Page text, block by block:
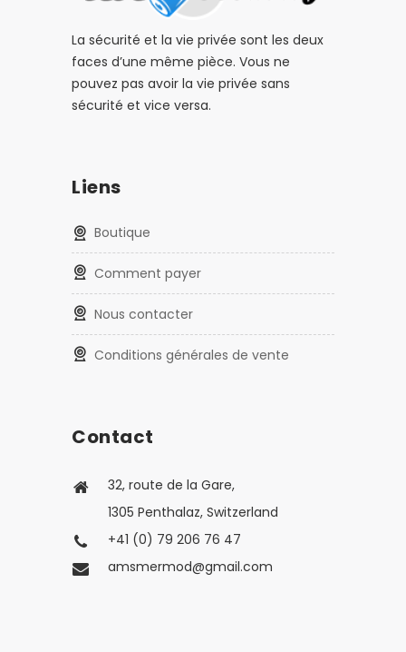
La sécurité et la vie privée sont les deux
faces d’une même pièce. Vous ne
pouvez pas avoir la vie privée sans
sécurité et vice versa.
Liens
Boutique
Comment payer
Nous contacter
Conditions générales de vente
Contact
32, route de la Gare,
1305 Penthalaz, Switzerland
+41 (0) 79 206 76 47
amsmermod@gmail.com